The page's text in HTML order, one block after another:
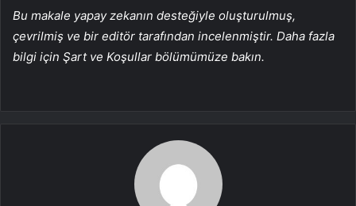
Bu makale yapay zekanın desteğiyle oluşturulmuş,
çevrilmiş ve bir editör tarafından incelenmiştir. Daha fazla
bilgi için Şart ve Koşullar bölümümüze bakın.